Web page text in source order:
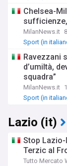
Chelsea-
MilanNews.it
Sport (in
Ravezzani
d’umiltà,
squadra”
MilanNews.it
Sport (in
Lazio (it)
Stop Lazio-
Terzic al
Tutto Mercato